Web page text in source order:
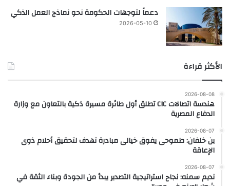
دعماً لتوجهات الحكومة نحو نماذج العمل الذكي
2026-05-10
الأكثر قراءة
2026-08-08
هندسة اتصالات CIC تطلق أول طائرة مسيرة ذكية بالتعاون مع وزارة
الدفاع المصرية
2026-08-07
بن خلفان: طموحى يفوق خيالى مبادرة تهدف لتحقيق أحلام ذوى
الإعاقة
2026-08-07
نديم سمنه: نجاح استراتيجية التصدير يبدأ من الجودة وبناء الثقة في